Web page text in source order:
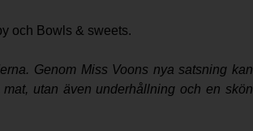
och Bowls & sweets.
Genom Miss Voons nya satsning kan
utan även underhållning och en skön